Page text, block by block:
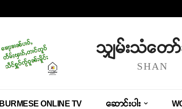
သျှမ်းသံတေ
SHAN
BURMESE ONLINE TV ဆောင်းပါး